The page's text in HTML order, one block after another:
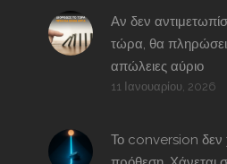
Αν δεν
τώρα, θα
απώλειες αύριο
11 Ιανουαρίου, 2026
Το conversion δεν